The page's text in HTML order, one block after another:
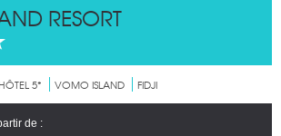
RESORT
5* VOMO ISLAND FIDJI
de :